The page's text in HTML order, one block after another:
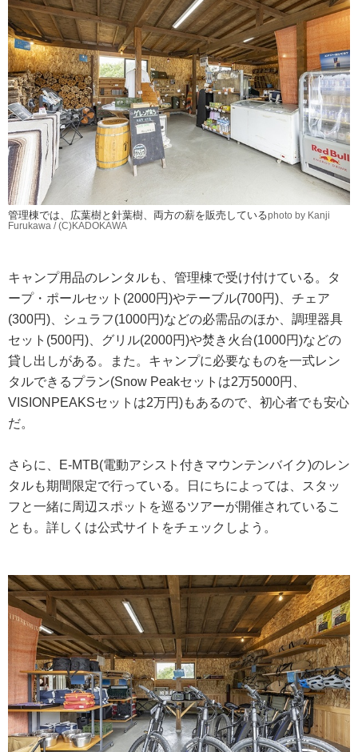
管理棟では、広葉樹と針葉樹、両方の薪を販売しているphoto by Kanji
Furukawa / (C)KADOKAWA
キャンプ用品のレンタルも、管理棟で受け付けている。タ
ープ・ポールセット(2000円)やテーブル(700円)、チェア
(300円)、シュラフ(1000円)などの必需品のほか、調理器具
セット(500円)、グリル(2000円)や焚き火台(1000円)などの
貸し出しがある。また。キャンプに必要なものを一式レン
タルできるプラン(Snow Peakセットは2万5000円、
VISIONPEAKSセットは2万円)もあるので、初心者でも安心
だ。
さらに、E-MTB(電動アシスト付きマウンテンバイク)のレン
タルも期間限定で行っている。日にちによっては、スタッ
フと一緒に周辺スポットを巡るツアーが開催されているこ
とも。詳しくは公式サイトをチェックしよう。